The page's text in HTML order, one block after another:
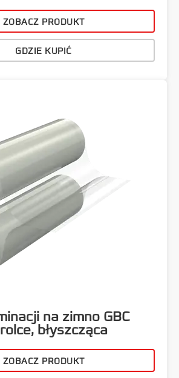
ZOBACZ PRODUKT
GDZIE KUPIĆ
na zimno GBC
błyszcząca
ZOBACZ PRODUKT